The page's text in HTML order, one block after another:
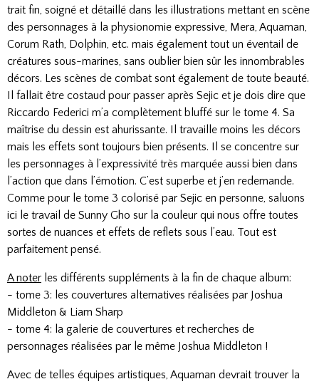
trait fin, soigné et détaillé dans les illustrations mettant en scène
des personnages à la physionomie expressive, Mera, Aquaman,
Corum Rath, Dolphin, etc. mais également tout un éventail de
créatures sous-marines, sans oublier bien sûr les innombrables
décors. Les scènes de combat sont également de toute beauté.
Il fallait être costaud pour passer après Sejic et je dois dire que
Riccardo Federici m’a complètement bluffé sur le tome 4. Sa
maîtrise du dessin est ahurissante. Il travaille moins les décors
mais les effets sont toujours bien présents. Il se concentre sur
les personnages à l’expressivité très marquée aussi bien dans
l’action que dans l’émotion. C’est superbe et j’en redemande.
Comme pour le tome 3 colorisé par Sejic en personne, saluons
ici le travail de Sunny Gho sur la couleur qui nous offre toutes
sortes de nuances et effets de reflets sous l’eau. Tout est
parfaitement pensé.
A noter les différents suppléments à la fin de chaque album:
- tome 3: les couvertures alternatives réalisées par Joshua
Middleton & Liam Sharp
- tome 4: la galerie de couvertures et recherches de
personnages réalisées par le même Joshua Middleton !
Avec de telles équipes artistiques, Aquaman devrait trouver la